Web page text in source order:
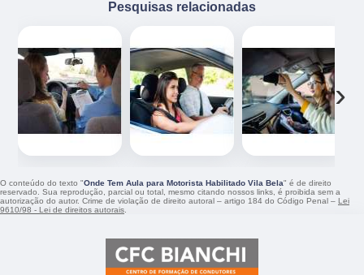
›
reservado. Sua reprodução, parcial ou total, mesmo citando nossos links, é proibida sem a
autorização do autor. Crime de violação de direito autoral – artigo 184 do Código Penal –
9610/98 - Lei de direitos autorais.